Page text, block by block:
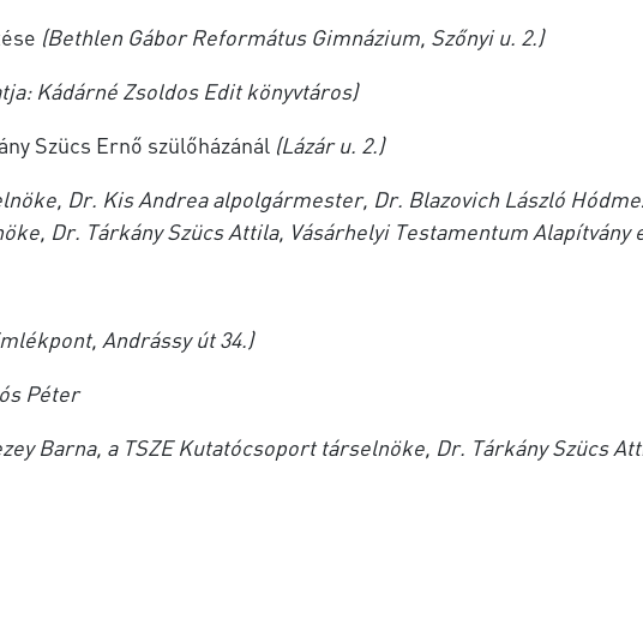
(Bethlen Gábor Református Gimnázium, Szőnyi u. 2.)
Kádárné Zsoldos Edit könyvtáros)
Szücs Ernő szülőházánál (Lázár u. 2.)
Dr. Kis Andrea alpolgármester, Dr. Blazovich László
Dr. Tárkány Szücs Attila, Vásárhelyi Testamentum Alapítvány
Andrássy út 34.)
Péter
Barna, a TSZE Kutatócsoport társelnöke, Dr. Tárkány Szücs